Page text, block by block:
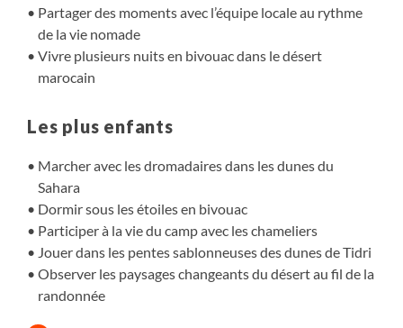
Partager des moments avec l’équipe locale au rythme
de la vie nomade
Vivre plusieurs nuits en bivouac dans le désert
marocain
Les plus enfants
Marcher avec les dromadaires dans les dunes du
Sahara
Dormir sous les étoiles en bivouac
Participer à la vie du camp avec les chameliers
Jouer dans les pentes sablonneuses des dunes de Tidri
Observer les paysages changeants du désert au fil de la
randonnée